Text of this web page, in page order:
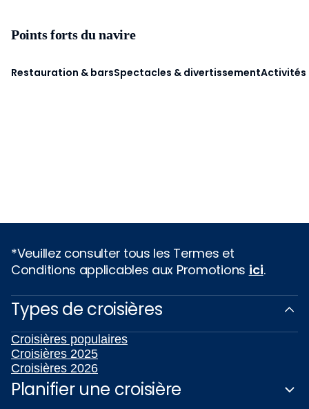
Points forts du navire
Restauration & barsSpectacles & divertissementActivités
*Veuillez consulter tous les Termes et
Conditions applicables aux Promotions ici.
Types de croisières
Croisières populaires
Croisières 2025
Croisières 2026
Planifier une croisière